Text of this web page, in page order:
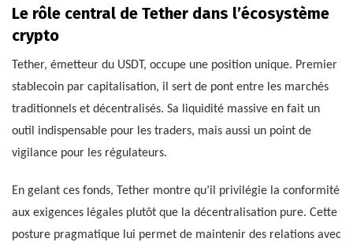
Le rôle central de Tether dans l’écosystème
crypto
Tether, émetteur du USDT, occupe une position unique. Premier
stablecoin par capitalisation, il sert de pont entre les marchés
traditionnels et décentralisés. Sa liquidité massive en fait un
outil indispensable pour les traders, mais aussi un point de
vigilance pour les régulateurs.
En gelant ces fonds, Tether montre qu’il privilégie la conformité
aux exigences légales plutôt que la décentralisation pure. Cette
posture pragmatique lui permet de maintenir des relations avec